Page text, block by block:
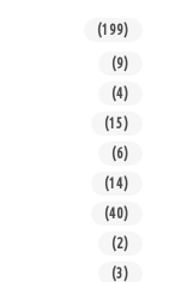
(199)
(9)
(4)
(15)
(6)
(14)
(40)
(2)
(3)